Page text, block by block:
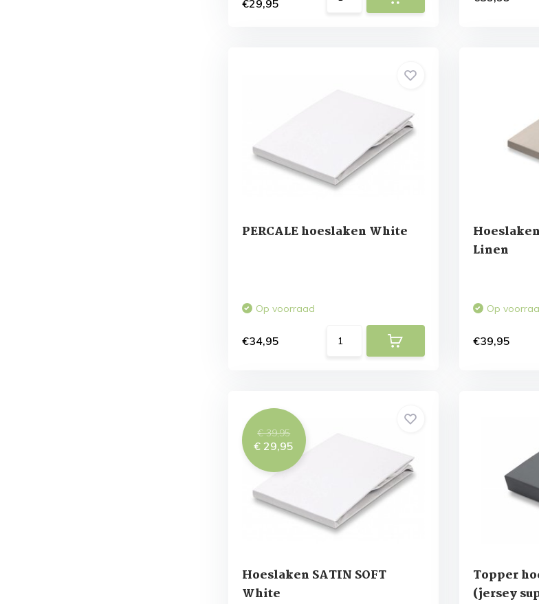
€29,95
PERCALE hoeslaken White
Op voorraad
€34,95
Linen
Op
€39,95
€ 39,95
€ 29,95
Hoeslaken SATIN SOFT
White
Topper
(jersey